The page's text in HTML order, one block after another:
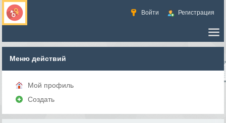
Войти Регистрация
Меню действий
Мой профиль
Создать